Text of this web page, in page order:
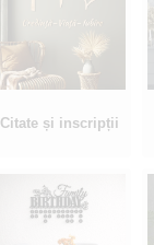
Citate și inscripții